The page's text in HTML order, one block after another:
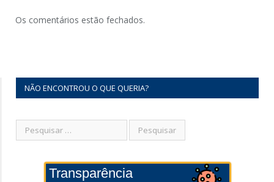
Os comentários estão fechados.
NÃO ENCONTROU O QUE QUERIA?
Transparência